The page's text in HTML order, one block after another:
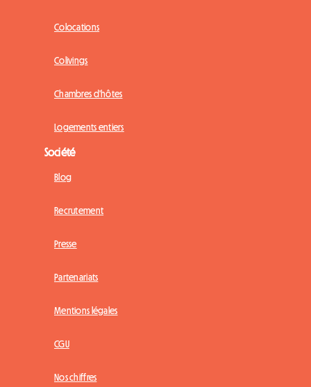
Colocations
Colivings
Chambres d'hôtes
Logements entiers
Société
Blog
Recrutement
Presse
Partenariats
Mentions légales
CGU
Nos chiffres